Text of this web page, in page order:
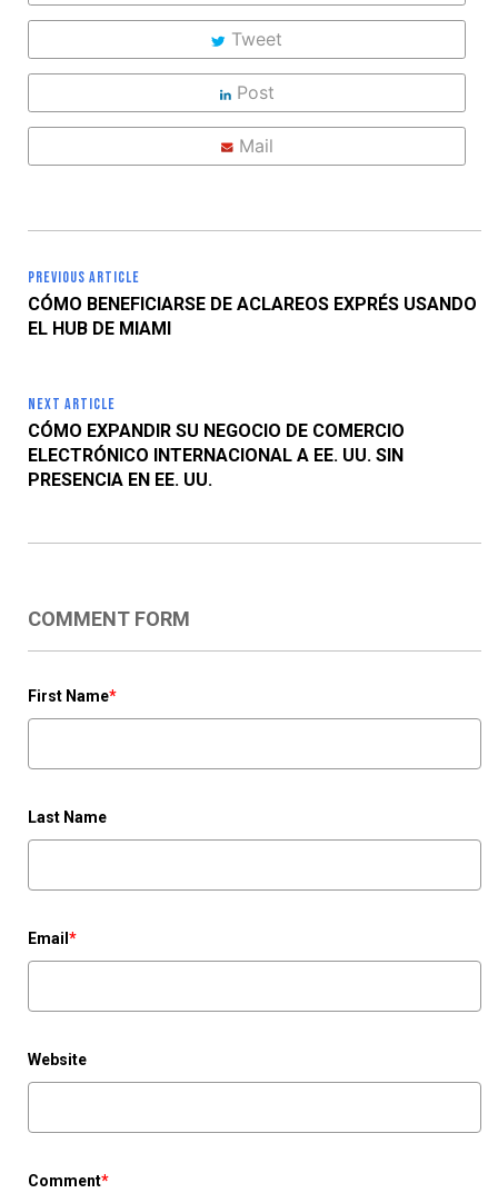
Tweet
Post
Mail
PREVIOUS ARTICLE
CÓMO BENEFICIARSE DE ACLAREOS EXPRÉS USANDO
EL HUB DE MIAMI
NEXT ARTICLE
CÓMO EXPANDIR SU NEGOCIO DE COMERCIO
ELECTRÓNICO INTERNACIONAL A EE. UU. SIN
PRESENCIA EN EE. UU.
COMMENT FORM
First Name*
Last Name
Email*
Website
Comment*